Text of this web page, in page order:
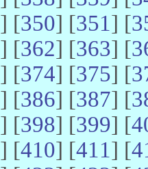
] [350] [351] [
] [362] [363] [
] [374] [375] [
] [386] [387] [
] [398] [399] [
] [410] [411] [